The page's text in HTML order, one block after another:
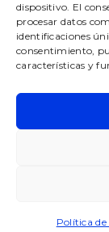
dispositivo. El
procesar datos
identificaciones
consentimiento,
características y
Política de
Esta
Gobierno
de
Calidad